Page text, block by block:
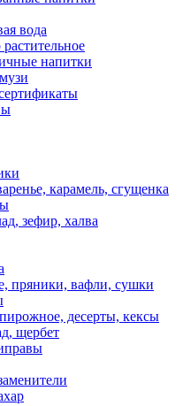
вода
напитки
карамель, сгущенка
зефир, халва
пряники, вафли, сушки
десерты, кексы
щербет